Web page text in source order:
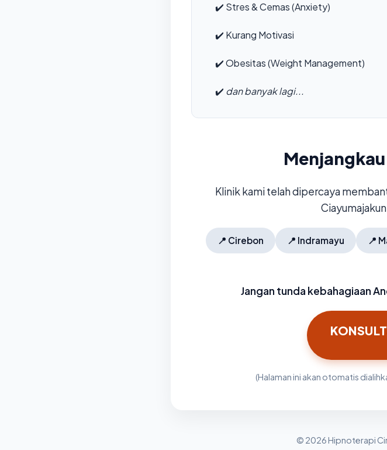
✔️ Stres & Cemas (Anxiety)
✔️ Kurang Motivasi
✔️Obesitas (Weight Management)
✔️ dan banyak lagi...
Klinik kami telah dipercaya
📍 Cirebon 📍 Indramayu 📍
Jangan tunda kebahagiaan
(Halaman ini akan otomatis
© 2026 Hipnoterapi